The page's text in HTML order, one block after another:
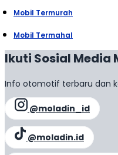
Mobil Termurah
Mobil Termahal
Ikuti Sosial Media
Info otomotif terbaru dan
@moladin_id
@moladin.id